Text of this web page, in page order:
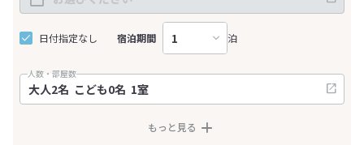
日付指定なし 宿泊期間 泊
人数・部屋数
もっと見る